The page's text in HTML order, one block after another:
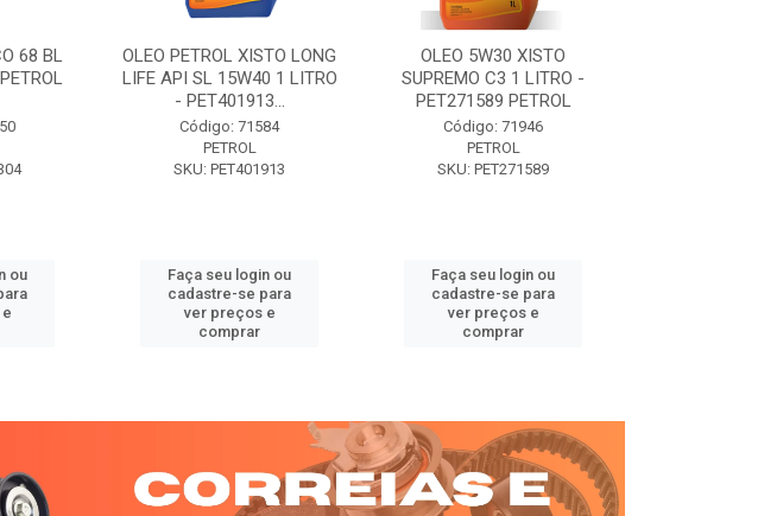
68 BL
ou
OLEO PETROL XISTO LONG
LIFE API SL 15W40 1 LITRO
- PET401913...
Código: 71584
PETROL
SKU: PET401913
Faça seu login ou
cadastre-se para
ver preços e
comprar
OLEO 5W30 XISTO
SUPREMO C3 1 LITRO -
PET271589 PETROL
Código: 71946
PETROL
SKU: PET271589
Faça seu login ou
cadastre-se para
ver preços e
comprar